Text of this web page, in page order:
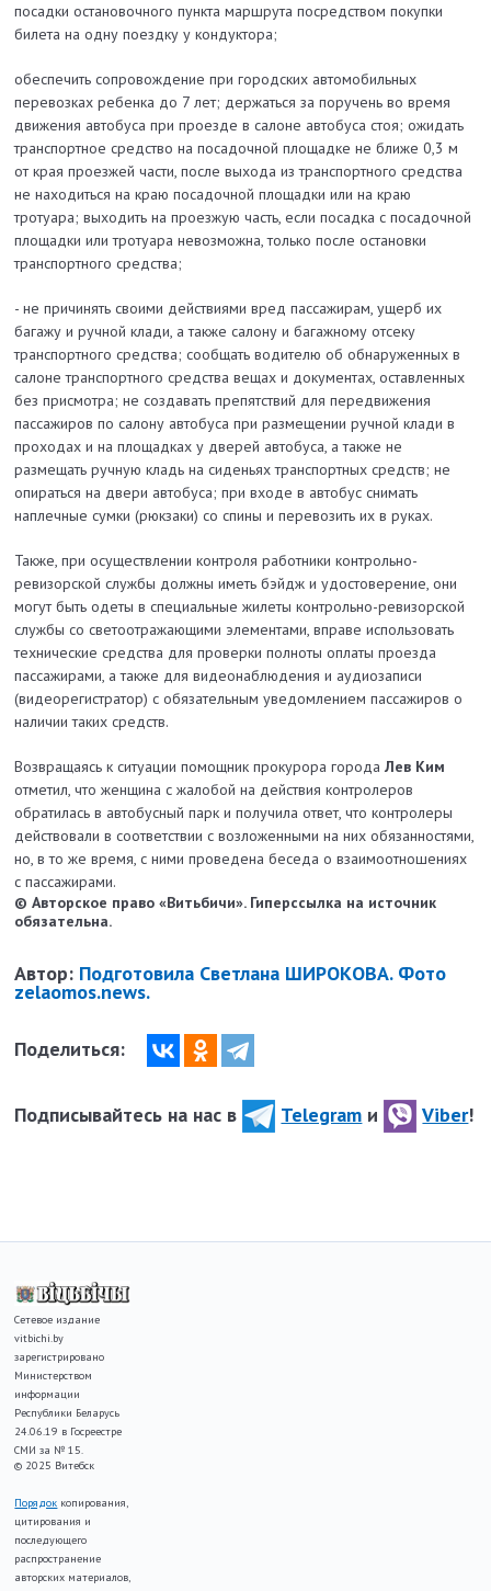
посадки остановочного пункта маршрута посредством покупки
билета на одну поездку у кондуктора;
обеспечить сопровождение при городских автомобильных
перевозках ребенка до 7 лет; держаться за поручень во время
движения автобуса при проезде в салоне автобуса стоя; ожидать
транспортное средство на посадочной площадке не ближе 0,3 м
от края проезжей части, после выхода из транспортного средства
не находиться на краю посадочной площадки или на краю
тротуара; выходить на проезжую часть, если посадка с посадочной
площадки или тротуара невозможна, только после остановки
транспортного средства;
- не причинять своими действиями вред пассажирам, ущерб их
багажу и ручной клади, а также салону и багажному отсеку
транспортного средства; сообщать водителю об обнаруженных в
салоне транспортного средства вещах и документах, оставленных
без присмотра; не создавать препятствий для передвижения
пассажиров по салону автобуса при размещении ручной клади в
проходах и на площадках у дверей автобуса, а также не
размещать ручную кладь на сиденьях транспортных средств; не
опираться на двери автобуса; при входе в автобус снимать
наплечные сумки (рюкзаки) со спины и перевозить их в руках.
Также, при осуществлении контроля работники контрольно-
ревизорской службы должны иметь бэйдж и удостоверение, они
могут быть одеты в специальные жилеты контрольно-ревизорской
службы со светоотражающими элементами, вправе использовать
технические средства для проверки полноты оплаты проезда
пассажирами, а также для видеонаблюдения и аудиозаписи
(видеорегистратор) с обязательным уведомлением пассажиров о
наличии таких средств.
Возвращаясь к ситуации помощник прокурора городаЛев Ким
отметил, что женщина с жалобой на действия контролеров
обратилась в автобусный парк и получила ответ, что контролеры
действовали в соответствии с возложенными на них обязанностями,
но, в то же время, с ними проведена беседа о взаимоотношениях
с пассажирами.
© Авторское право «Витьбичи». Гиперссылка на источник
обязательна.
Автор: Подготовила Светлана ШИРОКОВА. Фото
zelaomos.news.
Поделиться:
Подписывайтесь на нас в Telegram и Viber!
Сетевое издание
vitbichi.by
зарегистрировано
Министерством
информации
Республики Беларусь
24.06.19 в Госреестре
СМИ за № 15.
© 2025 Витебск
Порядок копирования,
цитирования и
последующего
распространение
авторских материалов,